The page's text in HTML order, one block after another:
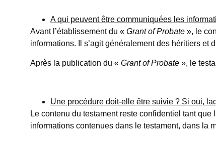
A qui peuvent être communiquées les
Avant l’établissement du « Grant of Probate », le
informations. Il s’agit généralement des héritiers et
Après la publication du « Grant of Probate », le
Une procédure doit-elle être suivie ? Si oui,
Le contenu du testament reste confidentiel tant que
informations contenues dans le testament, dans la